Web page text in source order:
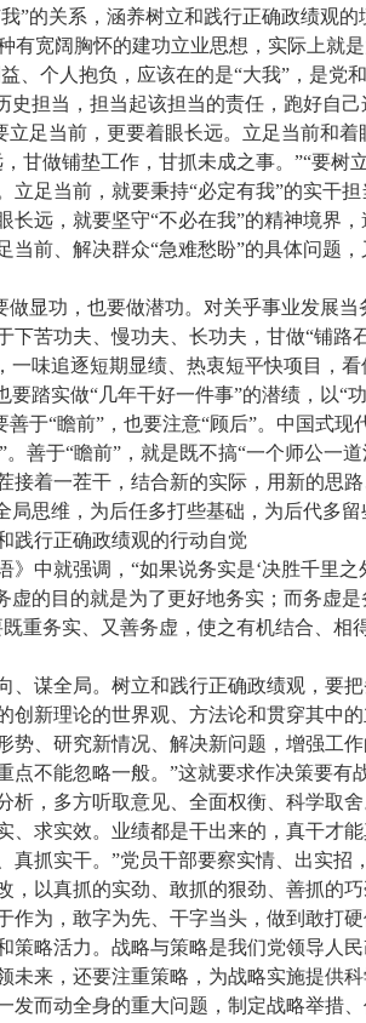
”的关系，涵养树立和践行正确政绩观的
有宽阔胸怀的建功立业思想，实际上
、个人抱负，应该在的是“大我”，是
担当，担当起该担当的责任，跑好自己
立足当前，更要着眼长远。立足当前和
甘做铺垫工作，甘抓未成之事。”“要树
立足当前，就要秉持“必定有我”的实
长远，就要坚守“不必在我”的精神境界
前、解决群众“急难愁盼”的具体问题
做显功，也要做潜功。对关乎事业发展
苦功夫、慢功夫、长功夫，甘做“铺
一味追逐短期显绩、热衷短平快项目，
踏实做“几年干好一件事”的潜绩，以“
善于“瞻前”，也要注意“顾后”。中国式
善于“瞻前”，就是既不搞“一个师公一
接着一茬干，结合新的实际，用新的思
思维，为后任多打些基础，为后代多
践行正确政绩观的行动自觉
中就强调，“如果说务实是‘决胜千里
虚的目的就是为了更好地务实；而务虚
重务实、又善务虚，使之有机结合、
、谋全局。树立和践行正确政绩观，要
创新理论的世界观、方法论和贯穿其中
势、研究新情况、解决新问题，增强工
不能忽略一般。”这就要求作决策要
，多方听取意见、全面权衡、科学取舍
、求实效。业绩都是干出来的，真干才
抓实干。”党员干部要察实情、出实
，以真抓的实劲、敢抓的狠劲、善抓的
为，敢字为先、干字当头，做到敢打硬
策略活力。战略与策略是我们党领导人
未来，还要注重策略，为战略实施提供
发而动全身的重大问题，制定战略举措